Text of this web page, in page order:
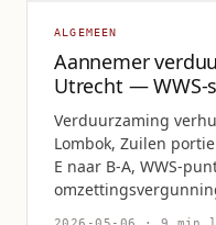
ALGEMEEN
Aannemer
Utrecht — WWS-
Verduurzaming
Lombok, Zuilen
E naar B-A, WWS-